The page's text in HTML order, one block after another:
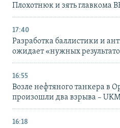
Плохотнюк и зять главкома
17:40
Разработка баллистики и
ожидает «нужных
16:55
Возле нефтяного танкера в
произошли два взрыва –
16:18